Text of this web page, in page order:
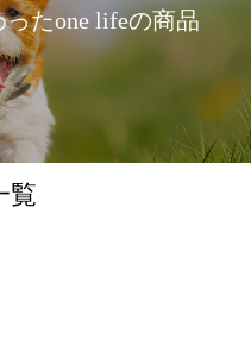
ったone lifeの商品
覧